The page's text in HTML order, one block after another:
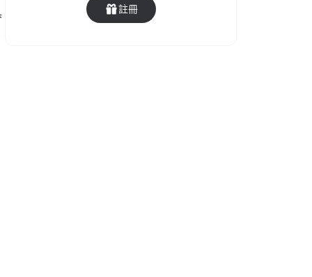
註冊